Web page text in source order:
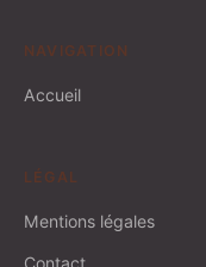
NAVIGATION
Accueil
LÉGAL
Mentions légales